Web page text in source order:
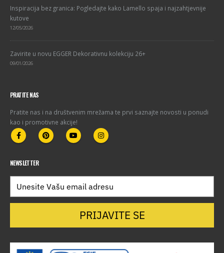
Inspiracija bez granica: Pogledajte kako Lamello spaja i najzahtjevnije
kutove
12/05/2026
Zavirite u novu EGGER Dekorativnu kolekciju 26+
09/01/2026
PRATITE NAS
Pratite nas i na društvenim mrežama te prvi saznajte novosti u ponudi
kao i promotivne akcije!
NEWSLETTER
PRIJAVITE SE